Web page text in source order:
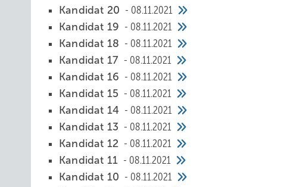
Kandidat 20
08.11.2021
Kandidat 19
08.11.2021
Kandidat 18
08.11.2021
Kandidat 17
08.11.2021
Kandidat 16
08.11.2021
Kandidat 15
08.11.2021
Kandidat 14
08.11.2021
Kandidat 13
08.11.2021
Kandidat 12
08.11.2021
Kandidat 11
08.11.2021
Kandidat 10
08.11.2021